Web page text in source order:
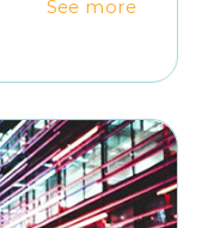
See more